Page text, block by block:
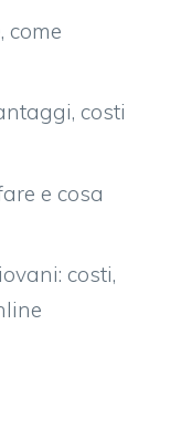
come
costi
e cosa
costi,